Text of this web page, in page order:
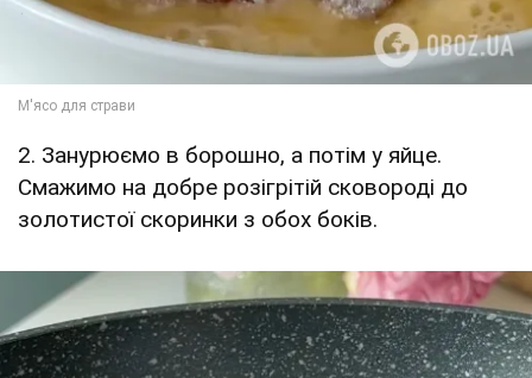
2. Занурюємо в борошно, а потім у яйце.
Смажимо на добре розігрітій сковороді до
золотистої скоринки з обох боків.